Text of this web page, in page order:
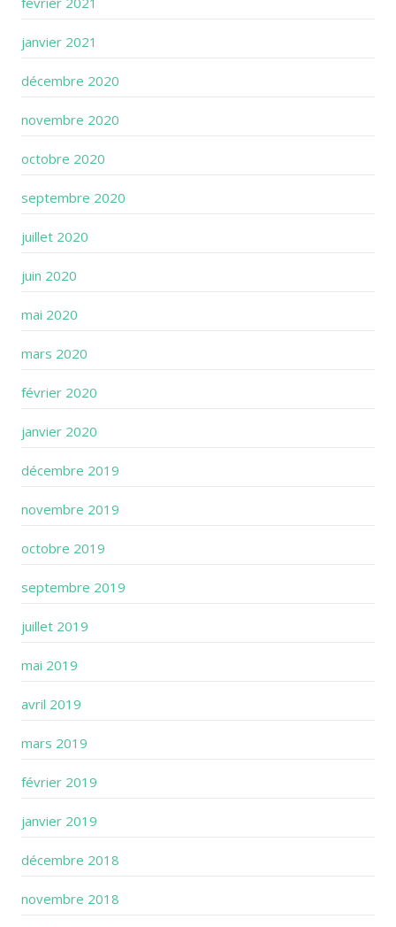
janvier 2021
décembre 2020
novembre 2020
octobre 2020
septembre 2020
juillet 2020
juin 2020
mai 2020
mars 2020
février 2020
janvier 2020
décembre 2019
novembre 2019
octobre 2019
septembre 2019
juillet 2019
mai 2019
avril 2019
mars 2019
février 2019
janvier 2019
décembre 2018
novembre 2018